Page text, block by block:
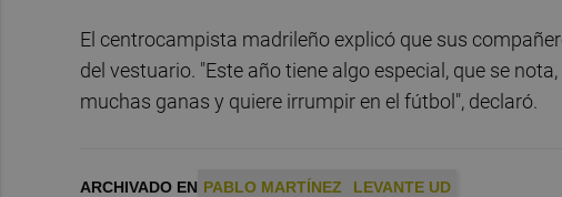
El centrocampista madrileño explicó que sus
del vestuario. "Este año tiene algo especial, que se
muchas ganas y quiere irrumpir en el fútbol", declaró.
ARCHIVADO EN PABLO MARTÍNEZ LEVANTE UD